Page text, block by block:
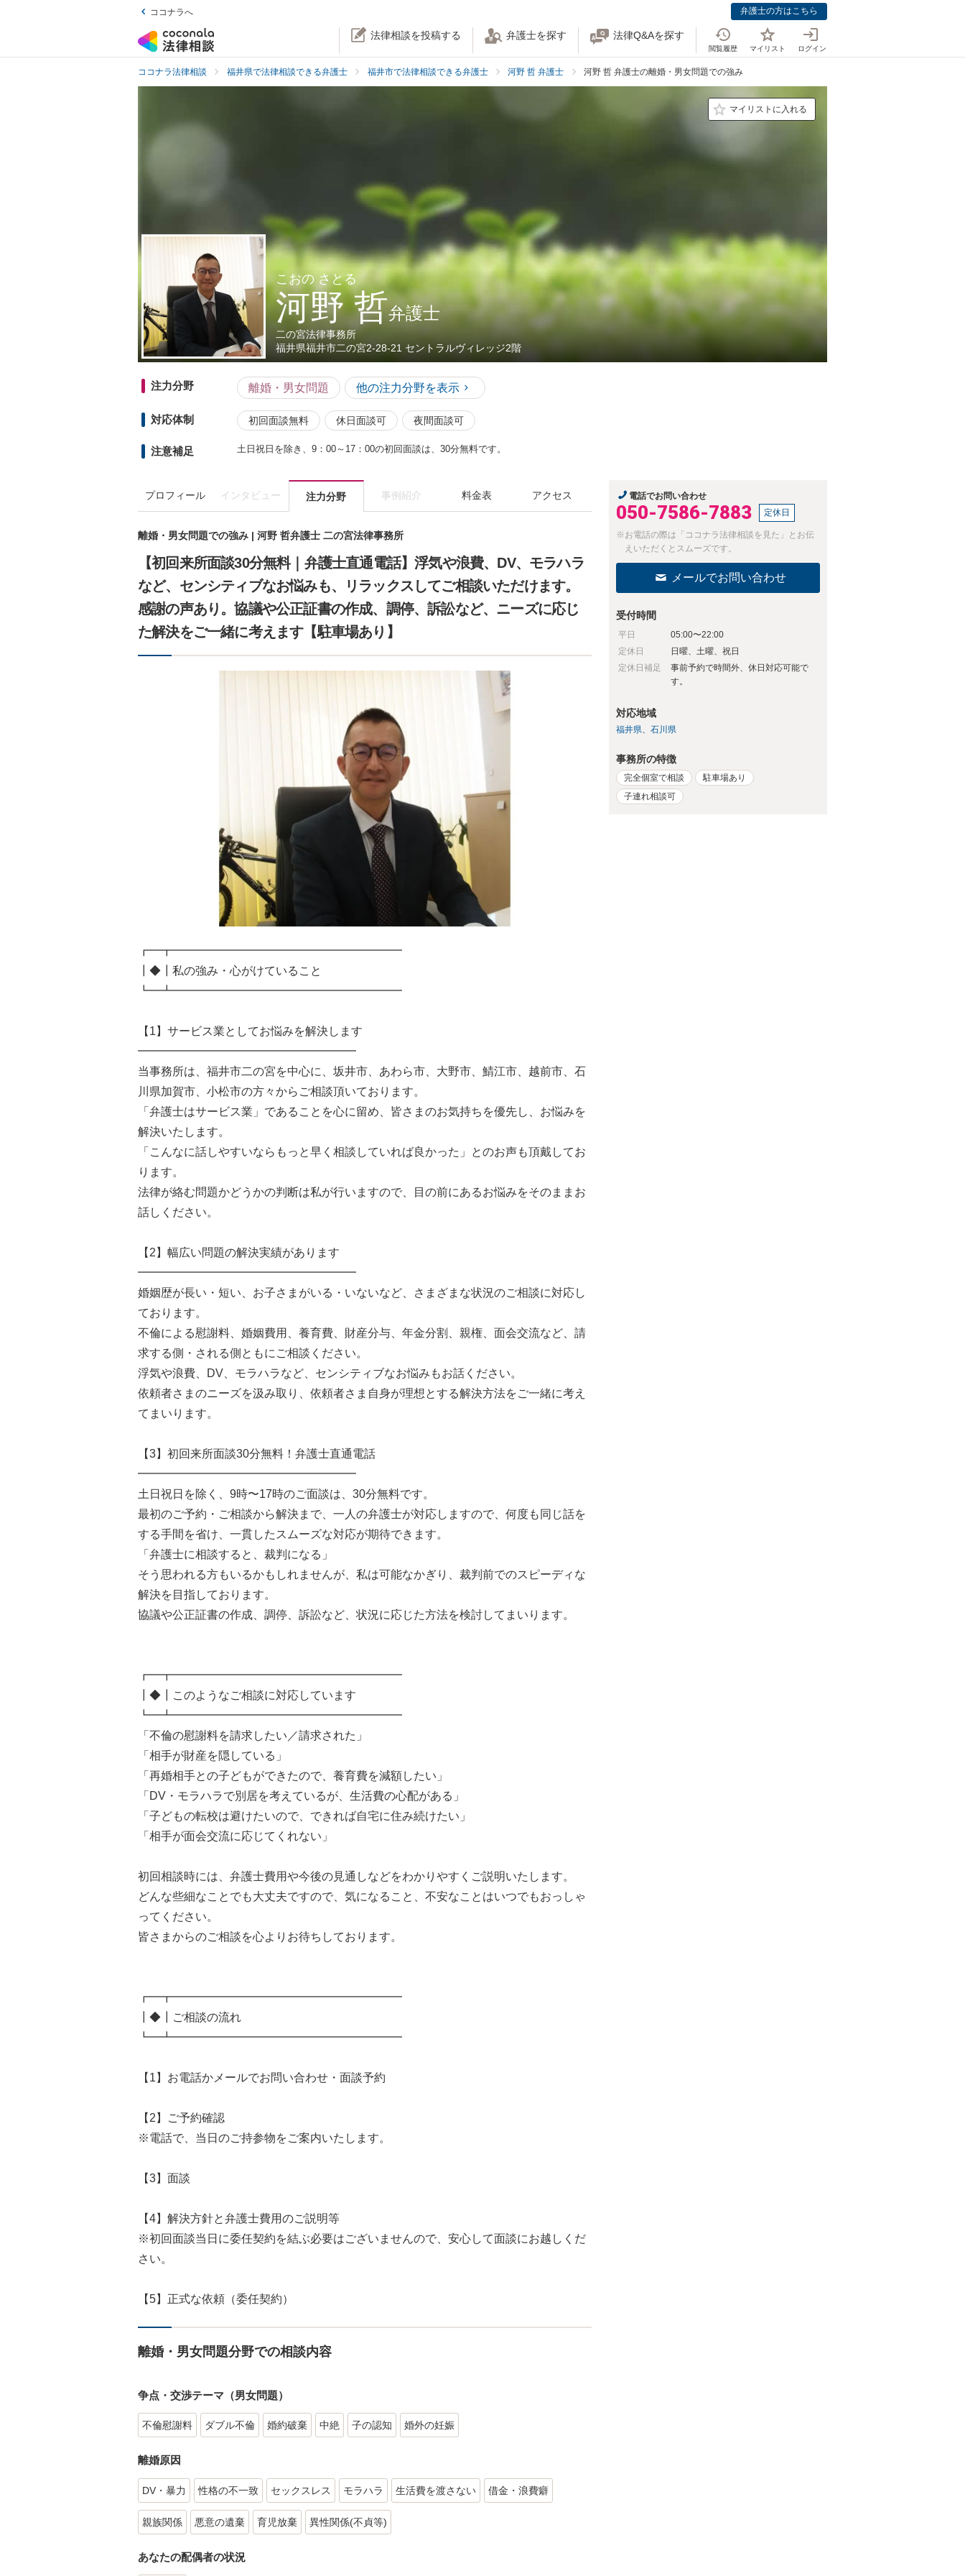
ココナラへ 弁護士の方はこちら
法律相談を投稿する 弁護士を探す 法律Q&Aを探す
閲覧履歴 マイリスト ログイン
ココナラ法律相談 福井県で法律相談できる弁護士 福井市で法律相談できる弁護士 河野 哲 弁護士 河野 哲 弁護士の離婚・男女問題での強み
マイリストに入れる
こおの さとる
河野 哲弁護士
二の宮法律事務所
福井県福井市二の宮2-28-21 セントラルヴィレッジ2階
注力分野 離婚・男女問題 他の注力分野を表示
対応体制 初回面談無料 休日面談可 夜間面談可
注意補足 土日祝日を除き、9：00～17：00の初回面談は、30分無料です。
プロフィール インタビュー 注力分野 事例紹介 料金表 アクセス
離婚・男女問題での強み | 河野 哲弁護士 二の宮法律事務所
【初回来所面談30分無料｜弁護士直通電話】浮気や浪費、DV、モラハラ
など、センシティブなお悩みも、リラックスしてご相談いただけます。
感謝の声あり。協議や公正証書の作成、調停、訴訟など、ニーズに応じ
た解決をご一緒に考えます【駐車場あり】
┏━┳━━━━━━━━━━━━━━━━━━━━
┃◆┃私の強み・心がけていること
┗━┻━━━━━━━━━━━━━━━━━━━━
【1】サービス業としてお悩みを解決します
━━━━━━━━━━━━━━━━━━━
当事務所は、福井市二の宮を中心に、坂井市、あわら市、大野市、鯖江市、越前市、石
川県加賀市、小松市の方々からご相談頂いております。
「弁護士はサービス業」であることを心に留め、皆さまのお気持ちを優先し、お悩みを
解決いたします。
「こんなに話しやすいならもっと早く相談していれば良かった」とのお声も頂戴してお
ります。
法律が絡む問題かどうかの判断は私が行いますので、目の前にあるお悩みをそのままお
話しください。
【2】幅広い問題の解決実績があります
━━━━━━━━━━━━━━━━━━━
婚姻歴が長い・短い、お子さまがいる・いないなど、さまざまな状況のご相談に対応し
ております。
不倫による慰謝料、婚姻費用、養育費、財産分与、年金分割、親権、面会交流など、請
求する側・される側ともにご相談ください。
浮気や浪費、DV、モラハラなど、センシティブなお悩みもお話ください。
依頼者さまのニーズを汲み取り、依頼者さま自身が理想とする解決方法をご一緒に考え
てまいります。
【3】初回来所面談30分無料！弁護士直通電話
━━━━━━━━━━━━━━━━━━━
土日祝日を除く、9時〜17時のご面談は、30分無料です。
最初のご予約・ご相談から解決まで、一人の弁護士が対応しますので、何度も同じ話を
する手間を省け、一貫したスムーズな対応が期待できます。
「弁護士に相談すると、裁判になる」
そう思われる方もいるかもしれませんが、私は可能なかぎり、裁判前でのスピーディな
解決を目指しております。
協議や公正証書の作成、調停、訴訟など、状況に応じた方法を検討してまいります。
┏━┳━━━━━━━━━━━━━━━━━━━━
┃◆┃このようなご相談に対応しています
┗━┻━━━━━━━━━━━━━━━━━━━━
「不倫の慰謝料を請求したい／請求された」
「相手が財産を隠している」
「再婚相手との子どもができたので、養育費を減額したい」
「DV・モラハラで別居を考えているが、生活費の心配がある」
「子どもの転校は避けたいので、できれば自宅に住み続けたい」
「相手が面会交流に応じてくれない」
初回相談時には、弁護士費用や今後の見通しなどをわかりやすくご説明いたします。
どんな些細なことでも大丈夫ですので、気になること、不安なことはいつでもおっしゃ
ってください。
皆さまからのご相談を心よりお待ちしております。
┏━┳━━━━━━━━━━━━━━━━━━━━
┃◆┃ご相談の流れ
┗━┻━━━━━━━━━━━━━━━━━━━━
【1】お電話かメールでお問い合わせ・面談予約
【2】ご予約確認
※電話で、当日のご持参物をご案内いたします。
【3】面談
【4】解決方針と弁護士費用のご説明等
※初回面談当日に委任契約を結ぶ必要はございませんので、安心して面談にお越しくだ
さい。
【5】正式な依頼（委任契約）
離婚・男女問題分野での相談内容
争点・交渉テーマ（男女問題）
不倫慰謝料 ダブル不倫 婚約破棄 中絶 子の認知 婚外の妊娠
離婚原因
DV・暴力 性格の不一致 セックスレス モラハラ 生活費を渡さない 借金・浪費癖
親族関係 悪意の遺棄 育児放棄 異性関係(不貞等)
あなたの配偶者の状況
電話でお問い合わせ
050-7586-7883 定休日
※お電話の際は「ココナラ法律相談を見た」とお伝
えいただくとスムーズです。
メールでお問い合わせ
受付時間
平日
05:00〜22:00
定休日
日曜、土曜、祝日
定休日補足
事前予約で時間外、休日対応可能で
す。
対応地域
福井県 石川県
事務所の特徴
完全個室で相談
駐車場あり
子連れ相談可